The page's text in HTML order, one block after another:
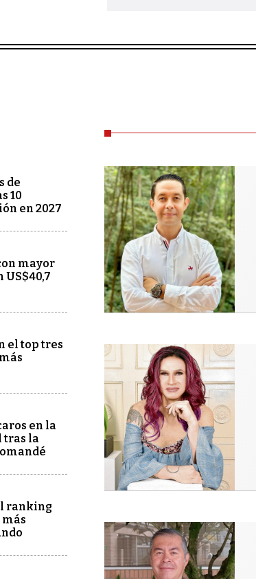
de
10
en 2027
mayor
US$40,7
el top tres
en la
tras la
ranking